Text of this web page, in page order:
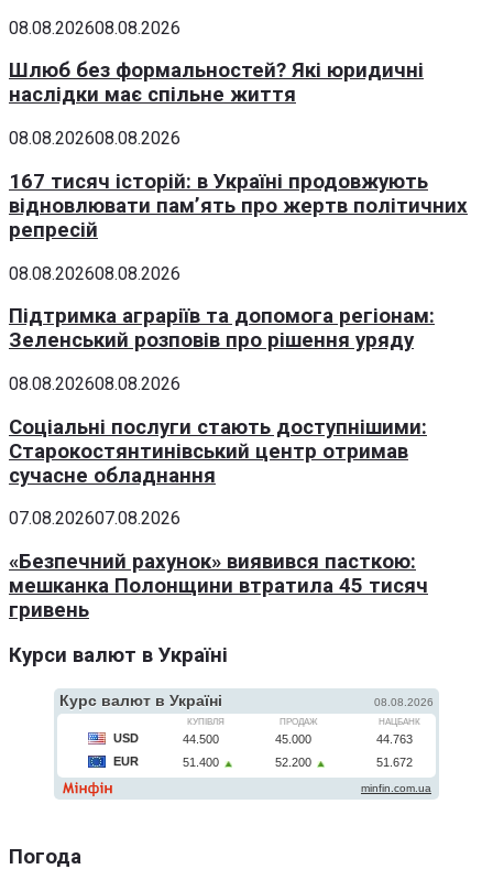
08.08.202608.08.2026
Шлюб без формальностей? Які юридичні
наслідки має спільне життя
08.08.202608.08.2026
167 тисяч історій: в Україні продовжують
відновлювати пам’ять про жертв політичних
репресій
08.08.202608.08.2026
Підтримка аграріїв та допомога регіонам:
Зеленський розповів про рішення уряду
08.08.202608.08.2026
Соціальні послуги стають доступнішими:
Старокостянтинівський центр отримав
сучасне обладнання
07.08.202607.08.2026
«Безпечний рахунок» виявився пасткою:
мешканка Полонщини втратила 45 тисяч
гривень
Курси валют в Україні
Погода